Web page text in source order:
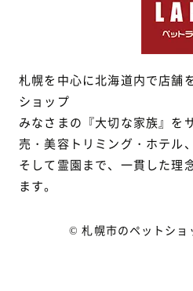
札幌を中心に北海道内で店舗
ショップ
みなさまの『大切な家族』を
売・美容トリミング・ホテル、
そして霊園まで、一貫した理
ます。
© 札幌市のペットショ